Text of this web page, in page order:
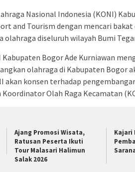
Nasional Indonesia (KONI)
and Tourism dengan mencari
olahraga diseluruh wilayah Bumi
Bogor Ade Kurniawan
olahraga di Kabupaten Bogor
akan konsen terhadap
Olah Raga Kecamatan
Ajang Promosi Wisata,
Ratusan Peserta Ikuti
Tour Malasari Halimun
Salak 2026
Kajari